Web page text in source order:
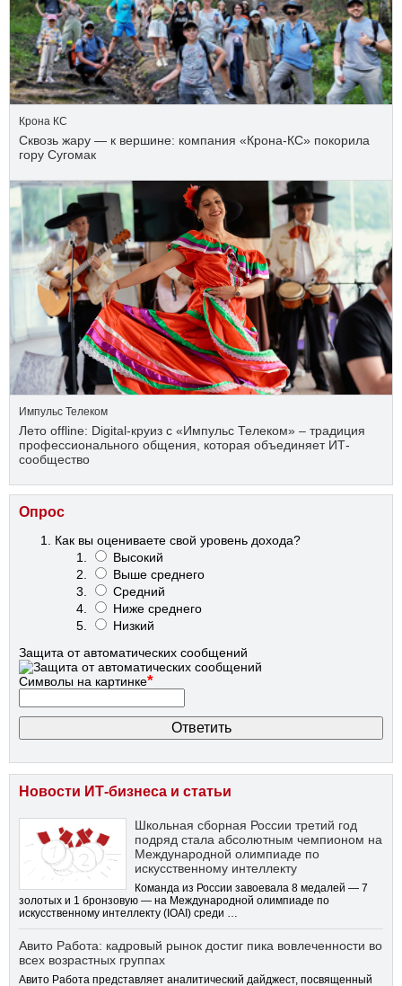
Крона КС
Сквозь жару — к вершине: компания «Крона‑КС» покорила
гору Сугомак
Импульс Телеком
Лето offline: Digital-круиз с «Импульс Телеком» – традиция
профессионального общения, которая объединяет ИТ-
сообщество
Опрос
Как вы оцениваете свой уровень дохода?
Высокий
Выше среднего
Средний
Ниже среднего
Низкий
Защита от автоматических сообщений
Символы на картинке*
Новости ИТ-бизнеса и статьи
Школьная сборная России третий год
подряд стала абсолютным чемпионом на
Международной олимпиаде по
искусственному интеллекту
Команда из России завоевала 8 медалей — 7
золотых и 1 бронзовую — на Международной олимпиаде по
искусственному интеллекту (IOAI) среди …
Авито Работа: кадровый рынок достиг пика вовлеченности во
всех возрастных группах
Авито Работа представляет аналитический дайджест, посвященный